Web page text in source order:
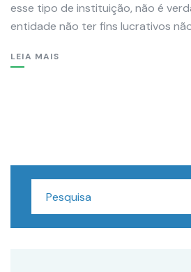
esse tipo de instituição, não é
entidade não ter fins lucrativos
LEIA MAIS